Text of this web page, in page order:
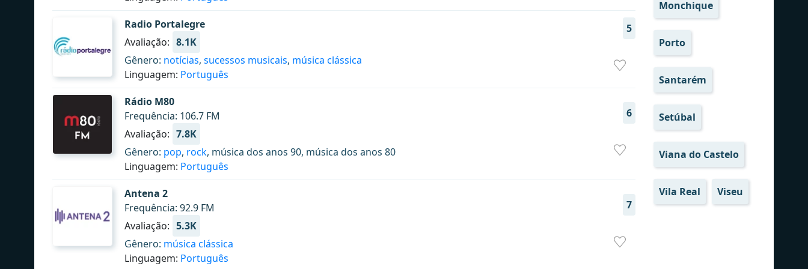
Radio Portalegre
5
Avaliação: 8.1K
Gênero: notícias, sucessos musicais, música clássica
Linguagem: Português
Rádio M80
6
Frequência: 106.7 FM
Avaliação: 7.8K
Gênero: pop, rock, música dos anos 90, música dos anos 80
Linguagem: Português
Antena 2
7
Frequência: 92.9 FM
Avaliação: 5.3K
Gênero: música clássica
Linguagem: Português
Monchique
Porto
Santarém
Setúbal
Viana do Castelo
Vila Real Viseu